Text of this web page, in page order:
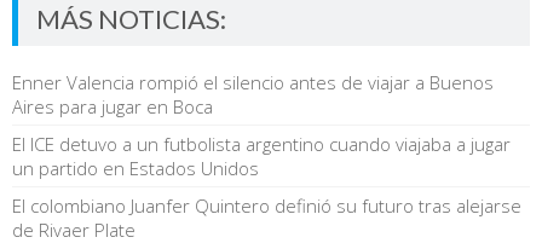
MÁS NOTICIAS:
Enner Valencia rompió el silencio antes de viajar a Buenos
Aires para jugar en Boca
El ICE detuvo a un futbolista argentino cuando viajaba a jugar
un partido en Estados Unidos
El colombiano Juanfer Quintero definió su futuro tras alejarse
de Rivaer Plate